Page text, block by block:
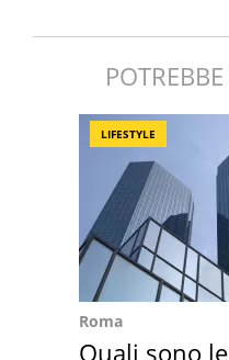
LIFESTYLE
Roma
Quali sono